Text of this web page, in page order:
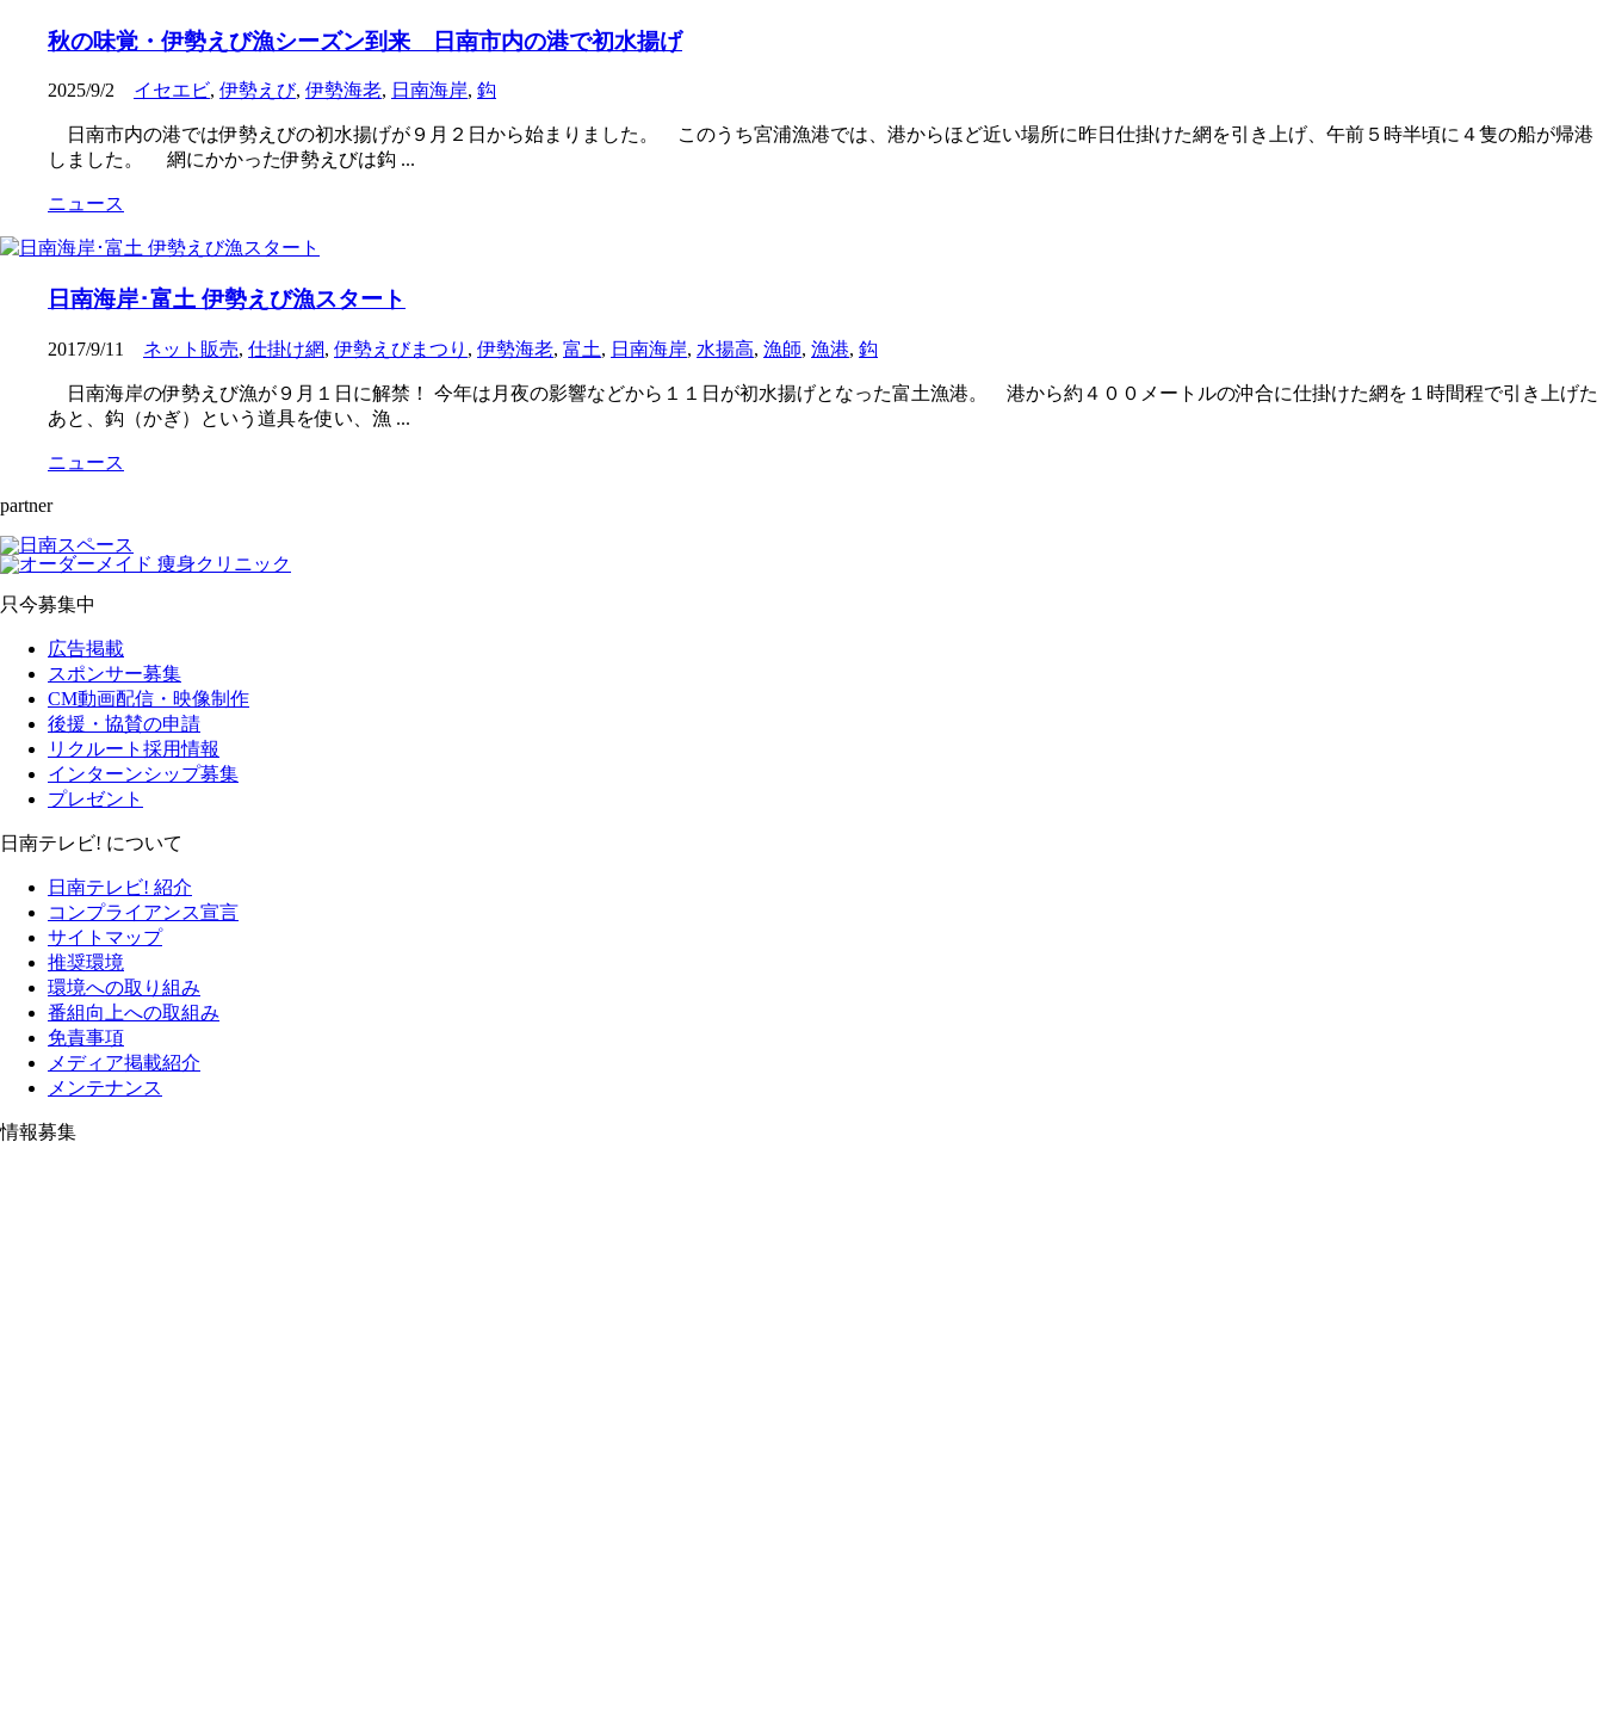
秋の味覚・伊勢えび漁シーズン到来 日南市内の港で初水揚げ
2025/9/2 イセエビ, 伊勢えび, 伊勢海老, 日南海岸, 鈎
日南市内の港では伊勢えびの初水揚げが９月２日から始まりました。 このうち宮浦漁港では、港からほど近い場所に昨日仕掛けた網を引き上げ、午前５時半頃に４隻の船が帰港
しました。 網にかかった伊勢えびは鈎 ...
ニュース
日南海岸･富土 伊勢えび漁スタート
2017/9/11 ネット販売, 仕掛け網, 伊勢えびまつり , 伊勢海老, 富土, 日南海岸, 水揚高, 漁師, 漁港, 鈎
日南海岸の伊勢えび漁が９月１日に解禁！ 今年は月夜の影響などから１１日が初水揚げとなった富土漁港。 港から約４００メートルの沖合に仕掛けた網を１時間程で引き上げた
あと、鈎（かぎ）という道具を使い、漁 ...
ニュース
partner
只今募集中
広告掲載
スポンサー募集
CM動画配信・映像制作
後援・協賛の申請
リクルート採用情報
インターンシップ募集
プレゼント
日南テレビ! について
日南テレビ! 紹介
コンプライアンス宣言
サイトマップ
推奨環境
環境への取り組み
番組向上への取組み
免責事項
メディア掲載紹介
メンテナンス
情報募集